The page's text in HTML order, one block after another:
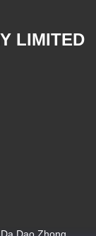
LIMITED
Dao Zhong,